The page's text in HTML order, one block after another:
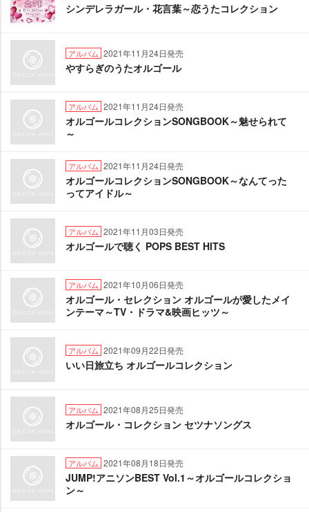
シンデレラガール・花言葉～恋うたコレクション
アルバム 2021年11月24日発売
すらぎのうたオルゴール
アルバム 2021年11月24日発売
オルゴールコレクションSONGBOOK～魅せられて
～
アルバム 2021年11月24日発売
オルゴールコレクションSONGBOOK～なんてった
ってアイドル～
アルバム 2021年11月03日発売
オルゴールで聴く POPS BEST HITS
アルバム 2021年10月06日発売
オルゴール・セレクション オルゴールが愛したメイ
ンテーマ～TV・ドラマ&映画ヒッツ～
アルバム 2021年09月22日発売
いい日旅立ち オルゴールコレクション
アルバム 2021年08月25日発売
オルゴール・コレクション セツナソングス
アルバム 2021年08月18日発売
JUMP!アニソンBEST Vol.1～オルゴールコレクショ
ン～